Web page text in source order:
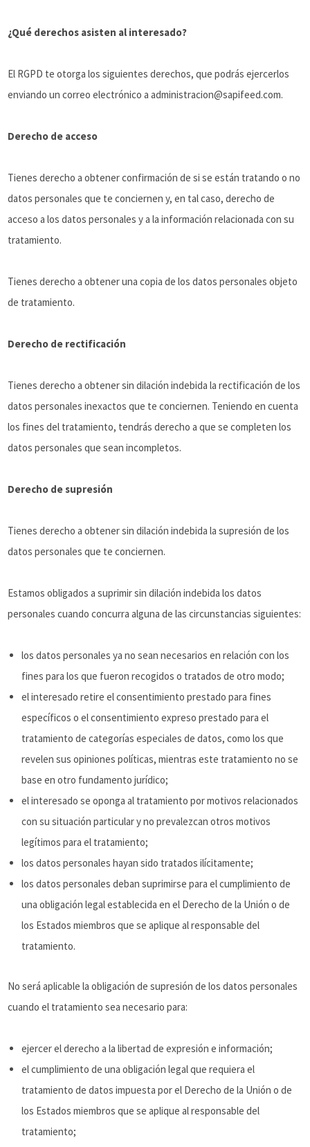
¿Qué derechos asisten al interesado?
El RGPD te otorga los siguientes derechos, que podrás ejercerlos
enviando un correo electrónico a administracion@sapifeed.com.
Derecho de acceso
Tienes derecho a obtener confirmación de si se están tratando o no
datos personales que te conciernen y, en tal caso, derecho de
acceso a los datos personales y a la información relacionada con su
tratamiento.
Tienes derecho a obtener una copia de los datos personales objeto
de tratamiento.
Derecho de rectificación
Tienes derecho a obtener sin dilación indebida la rectificación de los
datos personales inexactos que te conciernen. Teniendo en cuenta
los fines del tratamiento, tendrás derecho a que se completen los
datos personales que sean incompletos.
Derecho de supresión
Tienes derecho a obtener sin dilación indebida la supresión de los
datos personales que te conciernen.
Estamos obligados a suprimir sin dilación indebida los datos
personales cuando concurra alguna de las circunstancias siguientes:
los datos personales ya no sean necesarios en relación con los
fines para los que fueron recogidos o tratados de otro modo;
el interesado retire el consentimiento prestado para fines
específicos o el consentimiento expreso prestado para el
tratamiento de categorías especiales de datos, como los que
revelen sus opiniones políticas, mientras este tratamiento no se
base en otro fundamento jurídico;
el interesado se oponga al tratamiento por motivos relacionados
con su situación particular y no prevalezcan otros motivos
legítimos para el tratamiento;
los datos personales hayan sido tratados ilícitamente;
los datos personales deban suprimirse para el cumplimiento de
una obligación legal establecida en el Derecho de la Unión o de
los Estados miembros que se aplique al responsable del
tratamiento.
No será aplicable la obligación de supresión de los datos personales
cuando el tratamiento sea necesario para:
ejercer el derecho a la libertad de expresión e información;
el cumplimiento de una obligación legal que requiera el
tratamiento de datos impuesta por el Derecho de la Unión o de
los Estados miembros que se aplique al responsable del
tratamiento;